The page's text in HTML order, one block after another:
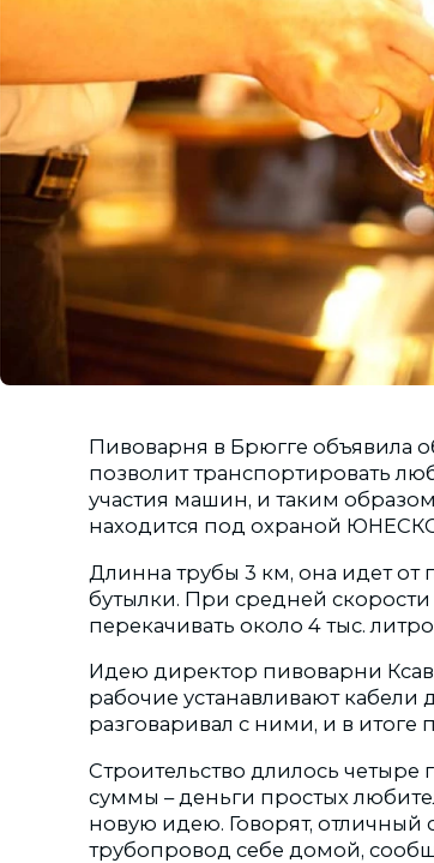
Пивоварня в Брюгге объявила
позволит транспортировать
участия машин, и таким
находится под охраной
Длинна трубы 3 км, она идет от
бутылки. При средней
перекачивать около 4 тыс.
Идею директор пивоварни
рабочие устанавливают
разговаривал с ними, и в итоге
Строительство длилось четыре
суммы – деньги простых
новую идею. Говорят,
трубопровод себе домой,